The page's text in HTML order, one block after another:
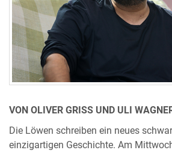
VON OLIVER GRISS UND ULI
Die Löwen schreiben ein neues
einzigartigen Geschichte. Am